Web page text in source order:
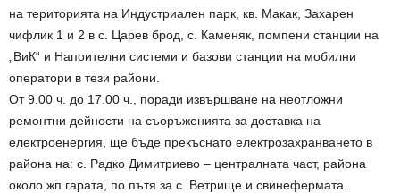
на територията на Индустриален парк, кв. Макак, Захарен
чифлик 1 и 2 в с. Царев брод, с. Каменяк, помпени станции на
„ВиК“ и Напоителни системи и базови станции на мобилни
оператори в тези райони.
От 9.00 ч. до 17.00 ч., поради извършване на неотложни
ремонтни дейности на съоръженията за доставка на
електроенергия, ще бъде прекъснато електрозахранването в
района на: с. Радко Димитриево – централната част, района
около жп гарата, по пътя за с. Ветрище и свинефермата.